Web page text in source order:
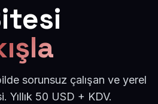
sorunsuz çalışan ve yerel
Yıllık 50 USD + KDV.